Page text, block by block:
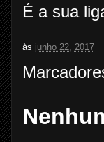
É a sua
às junho 22, 2017